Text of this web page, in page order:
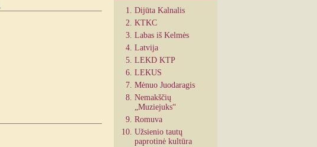
Dijūta Kalnalis
KTKC
Labas iš Kelmės
Latvija
LEKD KTP
LEKUS
Mėnuo Juodaragis
Nemakščių
„Muziejuks“
Romuva
Užsienio tautų
paprotinė kultūra